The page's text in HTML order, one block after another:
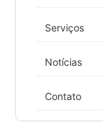
Serviços
Notícias
Contato